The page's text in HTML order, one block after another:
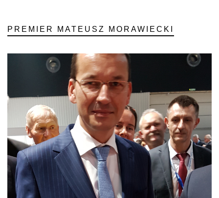
PREMIER MATEUSZ MORAWIECKI